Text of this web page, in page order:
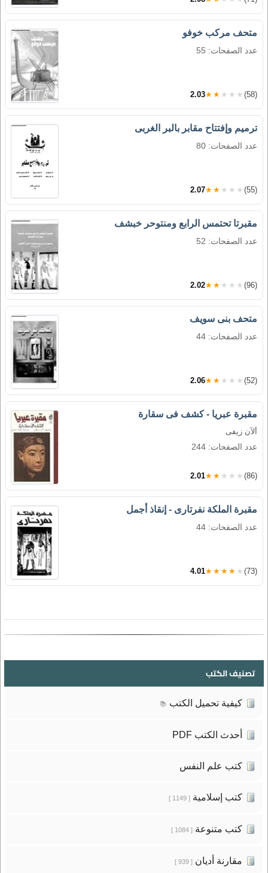
متحف مركب خوفو
عدد الصفحات: 55
2.03★★★★★ (58)
ترميم وإفتتاح مقابر بالبر الغربى
عدد الصفحات: 80
2.07★★★★★ (55)
مقبرتا تحتمس الرابع ومنتوحر خبشف
عدد الصفحات: 52
2.02★★★★★ (96)
متحف بنى سويف
عدد الصفحات: 44
2.06★★★★★ (52)
مقبرة عبريا - كشف فى سقارة
ألآن زيفى
عدد الصفحات: 244
2.01★★★★★ (86)
مقبرة الملكة نفرتارى - إنقاذ أجمل
عدد الصفحات: 44
4.01★★★★★ (73)
تصنيف الكتب
كيفية تحميل الكتب 📚
أحدث الكتب PDF
كتب علم النفس
كتب إسلامية[ 1149 ]
كتب متنوعة[ 1084 ]
مقارنة أديان[ 939 ]